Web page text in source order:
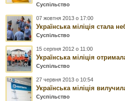
Суспільство
07 жовтня 2013 о 17:00
Українська міліція стала
Суспільство
15 серпня 2012 о 11:00
Українська міліція
Суспільство
27 червня 2013 о 10:54
Українська міліція
Суспільство